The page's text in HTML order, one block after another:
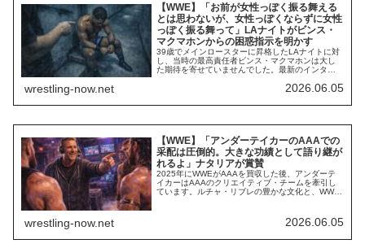
【WWE】「お前が女性っぽく振る舞える
とは思わないが、女性っぽくならずに女性
っぽく振る舞って」LAナイトがビンス・
マクマホンからの困惑指示を明かす
39歳でメインロースターに昇格したLAナイトに対
し、当時の最高責任者ビンス・マクマホンは大し
た期待を寄せていませんでした。最新のインタビ
イトは、ビンスが彼にどんな指示を出していたの
ク・ストロングとのシングルマッチを見て感銘を
い、マ...
wrestling-now.net 2026.06.05
【WWE】「アンダーテイカーのAAAでの
采配は圧倒的。大きな功績として語り継が
れるよ」ナタリアが賞賛
2025年にWWEがAAAを買収した後、アンダーテ
イカーはAAAのクリエイティブ・チームを牽引し
ています。ルチャ・リブレの豊かな文化と、WWE
グランデ・アメリカーノ同士のマスカラ・コント
ラ・マスカラ・マッチはとんでもない名勝負にな
wrestling-now.net 2026.06.05